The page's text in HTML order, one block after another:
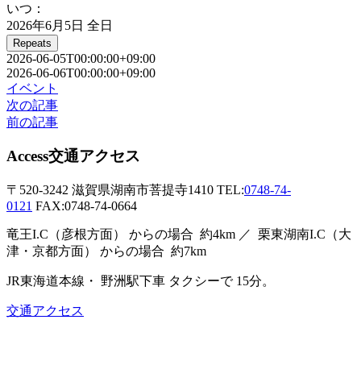
いつ：
2026年6月5日 全日
Repeats
2026-06-05T00:00:00+09:00
2026-06-06T00:00:00+09:00
イベント
次の記事
前の記事
Access交通アクセス
〒520-3242 滋賀県湖南市菩提寺1410 TEL:0748-74-
0121 FAX:0748-74-0664
竜王I.C（彦根方面） からの場合 約4km ／ 栗東湖南I.C（大
津・京都方面）
からの場合 約7km
JR東海道本線・ 野洲駅下車 タクシーで 15分。
交通アクセス